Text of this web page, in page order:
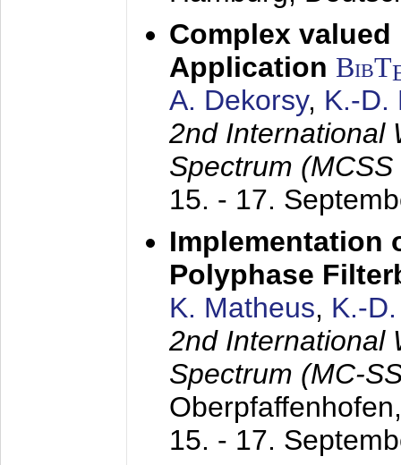
Complex valued
Application BibT
A. Dekorsy, K.-D.
2nd International
Spectrum
15. - 17.
Implementation
Polyphase
K. Matheus, K.-
2nd International
Spectrum (MC-
15. - 17.